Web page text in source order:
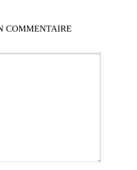
COMMENTAIRE